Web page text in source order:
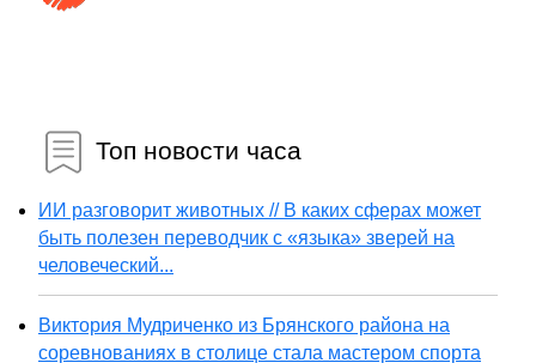
Топ новости часа
ИИ разговорит животных // В каких сферах может
быть полезен переводчик с «языка» зверей на
человеческий...
Виктория Мудриченко из Брянского района на
соревнованиях в столице стала мастером спорта